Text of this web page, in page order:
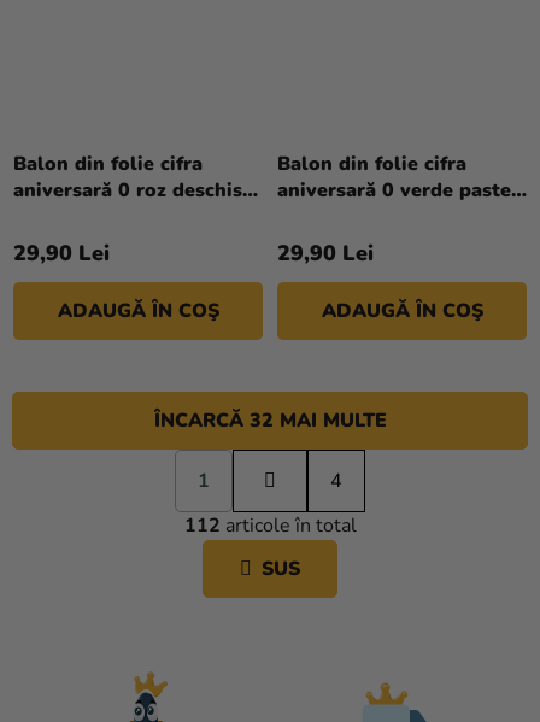
Balon din folie cifra
aniversară 0 roz deschis
29,90 Lei
ADAUGĂ ÎN COŞ
Balon din folie cifra
aniversară 0 verde pastel
29,90 Lei
ADAUGĂ ÎN COŞ
C
O
N
T
ÎNCARCĂ 32 MAI MULTE
P
a
g
i
a
r
1
4
112 articole în total
SUS